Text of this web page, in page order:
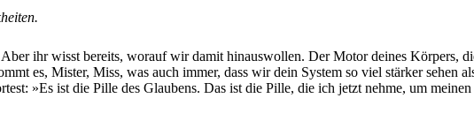
ihr wisst bereits, worauf wir damit hinauswollen. Der Motor deines Körpers,
es, Mister, Miss, was auch immer, dass wir dein System so viel stärker sehen
»Es ist die Pille des Glaubens. Das ist die Pille, die ich jetzt nehme, um